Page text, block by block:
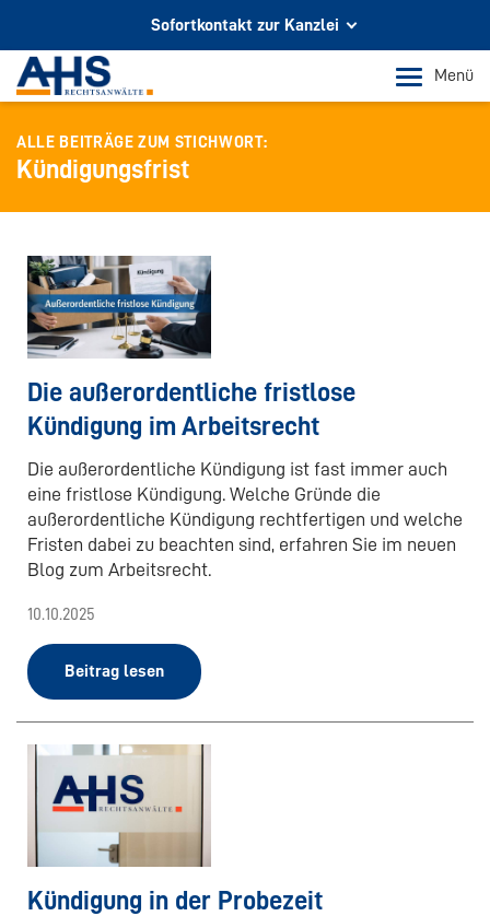
Sofortkontakt zur Kanzlei
Ihr Partner für Rechtsberatung
In Köln und Bonn
Telefon Köln
+49 221 973 096 0
E-Mail-Kontakt
info@ahs-kanzlei.de
Menü
ALLE BEITRÄGE ZUM STICHWORT:
Kündigungsfrist
Die außerordentliche fristlose
Kündigung im Arbeitsrecht
Die außerordentliche Kündigung ist fast immer auch
eine fristlose Kündigung. Welche Gründe die
außerordentliche Kündigung rechtfertigen und welche
Fristen dabei zu beachten sind, erfahren Sie im neuen
Blog zum Arbeitsrecht.
10.10.2025
Beitrag lesen
Kündigung in der Probezeit